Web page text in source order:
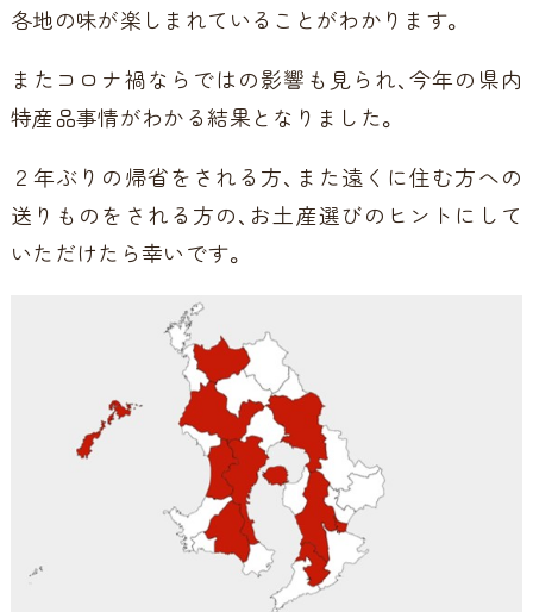
各地の味が楽しまれていることがわかります。
またコロナ禍ならではの影響も見られ、今年の県内
特産品事情がわかる結果となりました。
２年ぶりの帰省をされる方、また遠くに住む方への
送りものをされる方の、お土産選びのヒントにして
いただけたら幸いです。